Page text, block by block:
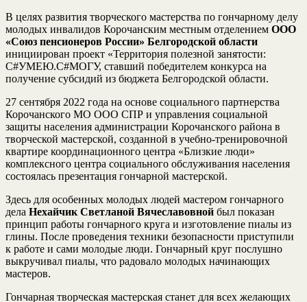
В целях развития творческого мастерства по гончарному делу
молодых инвалидов Корочанским местным отделением ООО
«Союз пенсионеров России» Белгородской области
инициирован проект «Территория полезной занятости:
С#УМЕЮ.С#МОГУ, ставший победителем конкурса на
получение субсидий из бюджета Белгородской области.
27 сентября 2022 года на основе социального партнерства
Корочанского МО ООО СПР и управления социальной
защиты населения администрации Корочанского района в
творческой мастерской, созданной в учебно-тренировочной
квартире координационного центра «Близкие люди»
комплексного центра социального обслуживания населения
состоялась презентация гончарной мастерской.
Здесь для особенных молодых людей мастером гончарного
дела Нехайчик Светланой Вячеславовной был показан
принцип работы гончарного круга и изготовление пиалы из
глины. После проведения техники безопасности приступили
к работе и сами молодые люди. Гончарный круг послушно
выкручивал пиалы, что радовало молодых начинающих
мастеров.
Гончарная творческая мастерская станет для всех желающих